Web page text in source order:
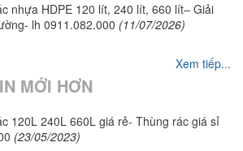
nhựa HDPE 120 lít, 240 lít, 660 lít– Giải
lh 0911.082.000 (11/07/2026)
Xem tiếp...
MỚI HƠN
120L 240L 660L giá rẻ- Thùng rác giá sỉ
(23/05/2023)